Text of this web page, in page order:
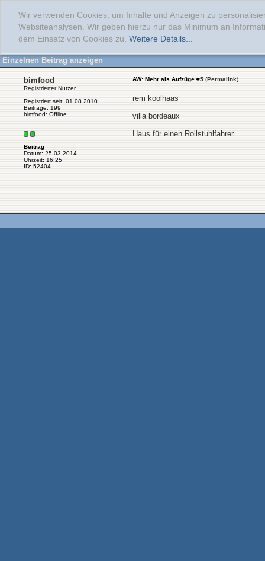
Wir verwenden Cookies, um Inhalte und Anzeigen zu
Websiteanalysen. Wir geben hierzu nur das Minimum an
dem Einsatz von Cookies zu. Weitere Details...
Einzelnen Beitrag anzeigen
bimfood
Registrierter Nutzer
Registriert seit: 01.08.2010
Beiträge: 199
bimfood: Offline
Beitrag
Datum: 25.03.2014
Uhrzeit: 16:25
ID: 52404
AW: Mehr als Aufzüge #5 (Permalink)
rem koolhaas
villa bordeaux
Haus für einen Rollstuhlfahrer